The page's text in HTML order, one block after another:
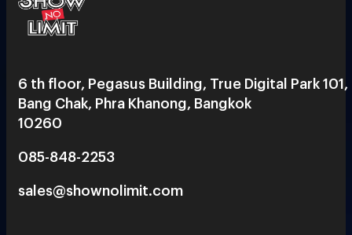
6 th floor, Pegasus Building, True Digital Park 101,
Bang Chak, Phra Khanong, Bangkok
10260
085-848-2253
sales@shownolimit.com